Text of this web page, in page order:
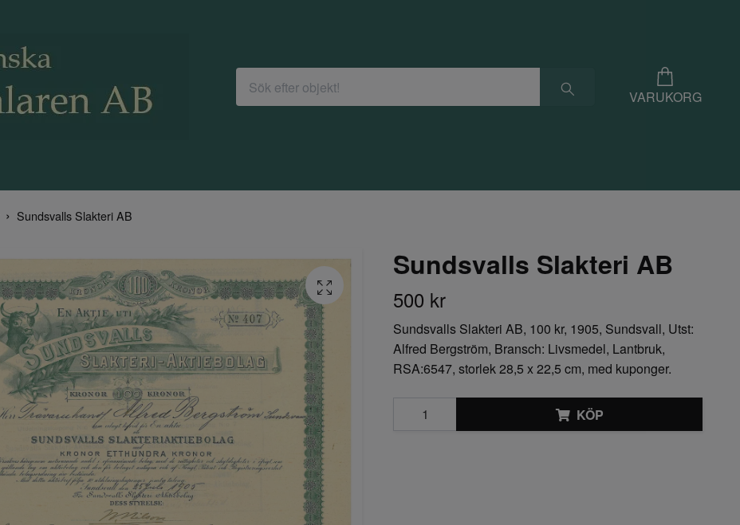
VARUKORG
Sundsvalls Slakteri AB
Sundsvalls Slakteri AB
500 kr
Sundsvalls Slakteri AB, 100 kr, 1905, Sundsvall, Utst:
Alfred Bergström, Bransch: Livsmedel, Lantbruk,
RSA:6547, storlek 28,5 x 22,5 cm, med kuponger.
KÖP